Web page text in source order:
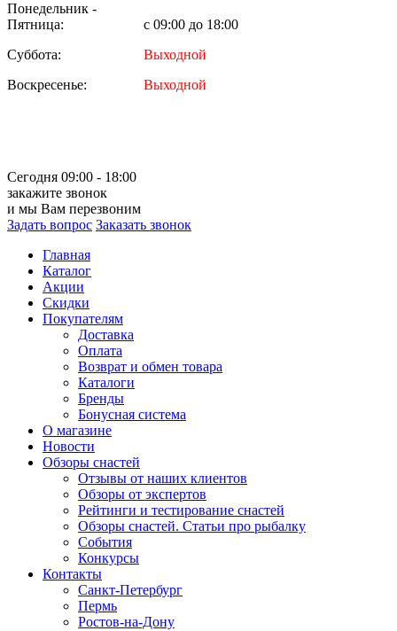
Понедельник -
Пятница:
с 09:00 до 18:00
Суббота:
Выходной
Воскресенье:
Выходной
Сегодня 09:00 - 18:00
закажите звонок
и мы Вам перезвоним
Задать вопрос Заказать звонок
Главная
Каталог
Акции
Скидки
Покупателям
Доставка
Оплата
Возврат и обмен товара
Каталоги
Бренды
Бонусная система
О магазине
Новости
Обзоры снастей
Отзывы от наших клиентов
Обзоры от экспертов
Рейтинги и тестирование снастей
Обзоры снастей. Статьи про рыбалку
События
Конкурсы
Контакты
Санкт-Петербург
Пермь
Ростов-на-Дону